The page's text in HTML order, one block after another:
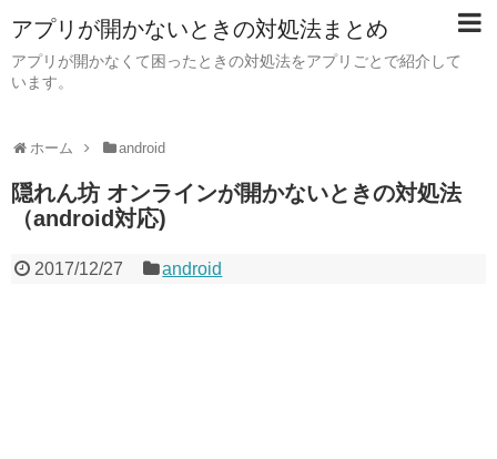
アプリが開かないときの対処法まとめ
アプリが開かなくて困ったときの対処法をアプリごとで紹介して
います。
ホーム android
隠れん坊 オンラインが開かないときの対処法
（android対応)
2017/12/27 android